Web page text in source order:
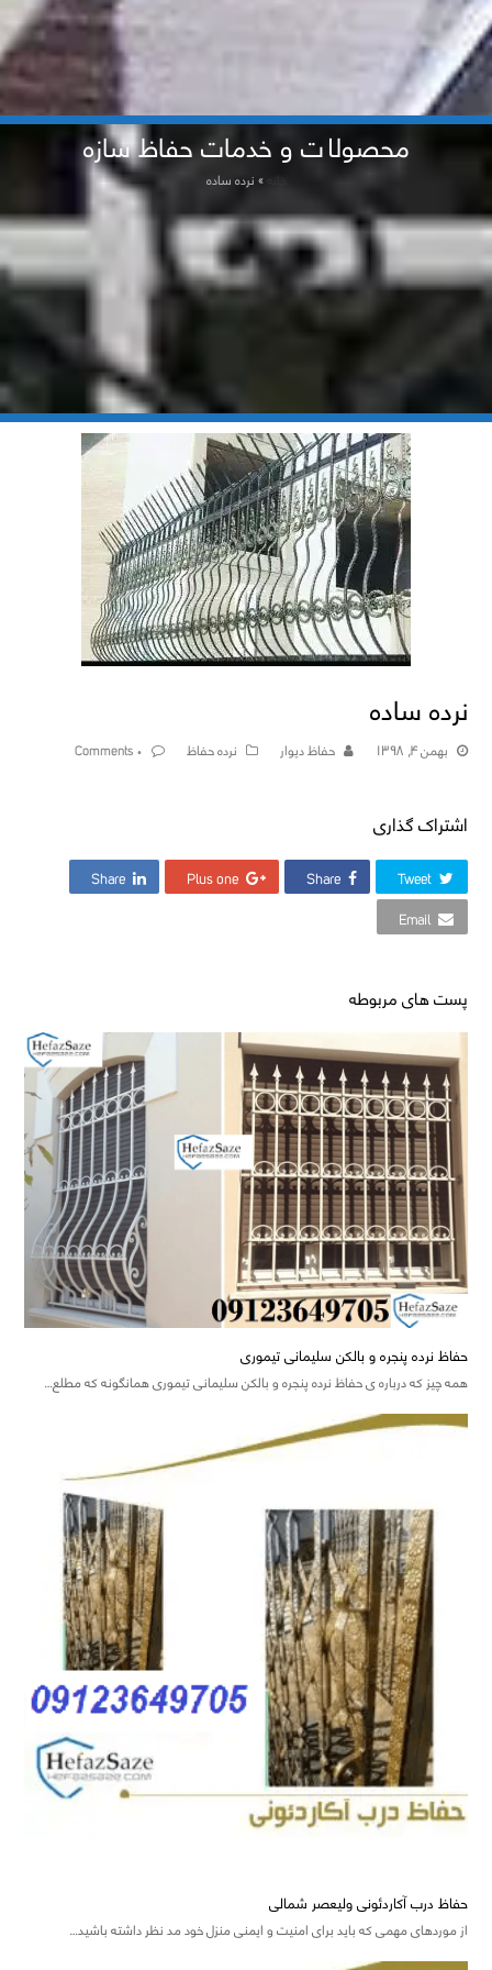
محصولات و خدمات حفاظ سازه
خانه »نرده ساده
نرده ساده
بهمن ۴, ۱۳۹۸ حفاظ دیوار نرده حفاظ ۰ Comments
اشتراک گذاری
Tweet
Share
Plus one
Share
Email
پست های مربوطه
حفاظ نرده پنجره و بالکن سلیمانی تیموری
همه چیز که درباره ی حفاظ نرده پنجره و بالکن سلیمانی تیموری همانگونه که مطلع…
حفاظ درب آکاردئونی ولیعصر شمالی
از موردهای مهمی که باید برای امنیت و ایمنی منزل خود مد نظر داشته باشید…